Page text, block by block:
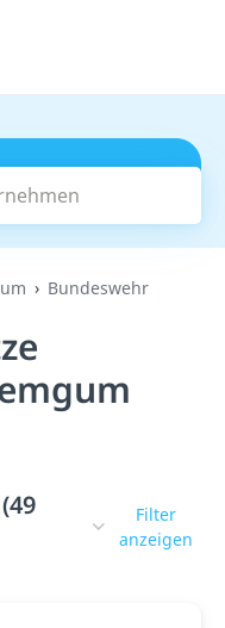
Bundeswehr
Filter
anzeigen